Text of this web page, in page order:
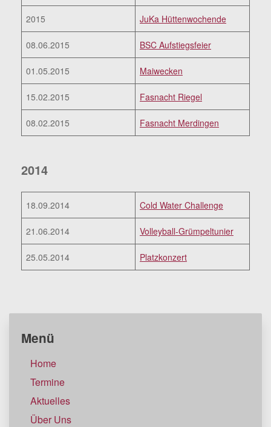
2015 JuKa Hüttenwochende
08.06.2015 BSC Aufstiegsfeier
01.05.2015 Maiwecken
15.02.2015 Fasnacht Riegel
08.02.2015 Fasnacht Merdingen
2014
18.09.2014 Cold Water Challenge
21.06.2014 Volleyball-Grümpeltunier
25.05.2014 Platzkonzert
Menü
Home
Termine
Aktuelles
Über Uns